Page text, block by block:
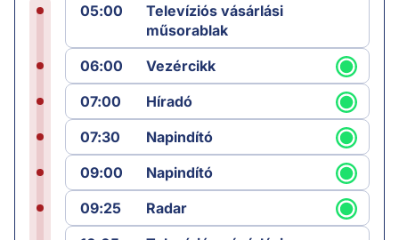
05:00
Televíziós vásárlási
műsorablak
06:00
Vezércikk
07:00
Híradó
07:30
Napindító
09:00
Napindító
09:25
Radar